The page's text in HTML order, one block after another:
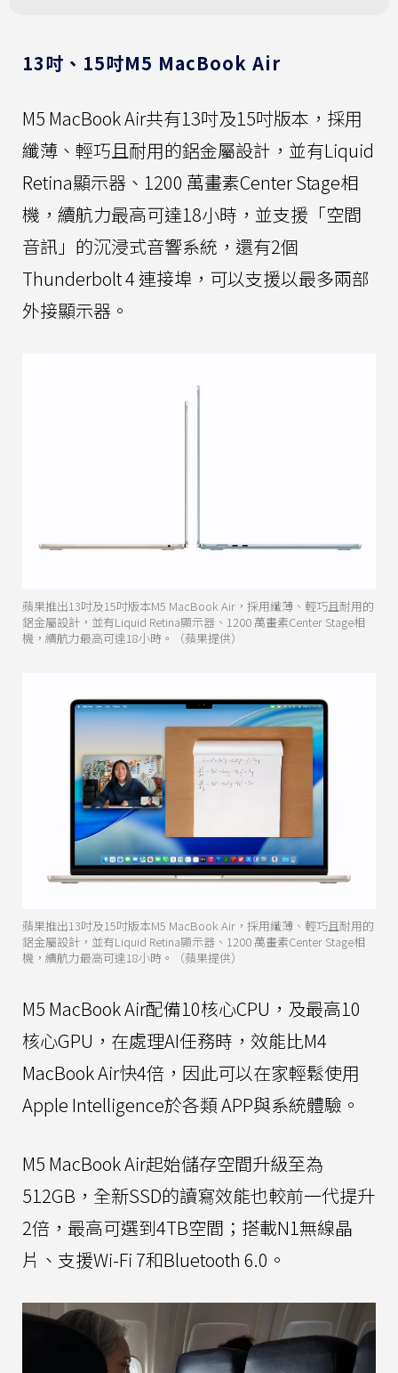
13吋、15吋M5 MacBook Air
M5 MacBook Air共有13吋及15吋版本，採用
纖薄、輕巧且耐用的鋁金屬設計，並有Liquid
Retina顯示器、1200 萬畫素Center Stage相
機，續航力最高可達18小時，並支援「空間
音訊」的沉浸式音響系統，還有2個
Thunderbolt 4 連接埠，可以支援以最多兩部
外接顯示器。
蘋果推出13吋及15吋版本M5 MacBook Air，採用纖薄、輕巧且耐用的
鋁金屬設計，並有Liquid Retina顯示器、1200 萬畫素Center Stage相
機，續航力最高可達18小時。（蘋果提供）
蘋果推出13吋及15吋版本M5 MacBook Air，採用纖薄、輕巧且耐用的
鋁金屬設計，並有Liquid Retina顯示器、1200 萬畫素Center Stage相
機，續航力最高可達18小時。（蘋果提供）
M5 MacBook Air配備10核心CPU，及最高10
核心GPU，在處理AI任務時，效能比M4
MacBook Air快4倍，因此可以在家輕鬆使用
Apple Intelligence於各類 APP與系統體驗。
M5 MacBook Air起始儲存空間升級至為
512GB，全新SSD的讀寫效能也較前一代提升
2倍，最高可選到4TB空間；搭載N1無線晶
片、支援Wi-Fi 7和Bluetooth 6.0。